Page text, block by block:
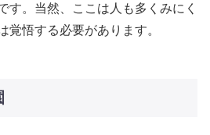
す。当然、ここは人も多くみにく
覚悟する必要があります。